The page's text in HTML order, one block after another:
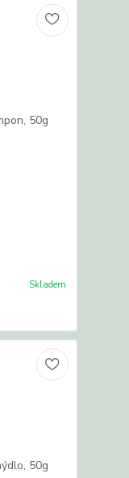
Skladem